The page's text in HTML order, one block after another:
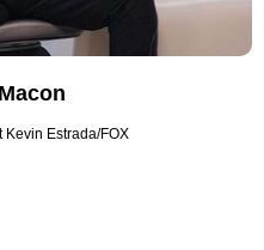
Kevin Estrada/FOX